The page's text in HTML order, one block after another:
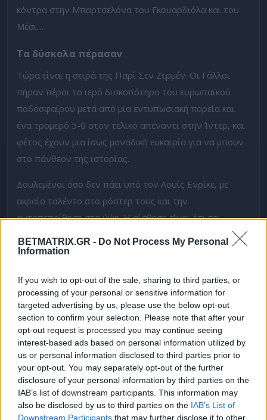
BETMATRIX.GR - Do Not Process My Personal
Information
If you wish to opt-out of the sale, sharing to third parties, or
processing of your personal or sensitive information for
targeted advertising by us, please use the below opt-out
section to confirm your selection. Please note that after your
opt-out request is processed you may continue seeing
interest-based ads based on personal information utilized by
us or personal information disclosed to third parties prior to
your opt-out. You may separately opt-out of the further
disclosure of your personal information by third parties on the
IAB’s list of downstream participants. This information may
also be disclosed by us to third parties on the IAB’s List of
Downstream Participants that may further disclose it to other
κόντρα στην Μπαρτσελόνα του Γκουαρδιόλα και του
Μέσι…
Τα δύσκολα πέρασαν
Τώρα είναι η σειρά της Παρί Σεν Ζερμέν. Οι Γάλλοι
πήραν πέρσι το ιερό δισκοπότηρο του ευρωπαϊκού
ποδοσφαίρου μετά από μια εντυπωσιακή πορεία και
ένα τρομερό 5-0 στον τελικό απέναντι στην Ίντερ, και
φέτος έχουν μια ίσως μοναδική ευκαιρία για να μπουν
στο πάνθεον της ιστορίας.
Δουλεμένοι όσο δεν πάει υπό τον Λουίς Ενρίκε, με
ακραίο ταλέντο στο ρόστερ τους και την
αυτοπεποίθηση στα ύψη. Η αίσθηση είναι ότι τα
δύσκολα (βλέπε Μπάγερν) πέρασαν στην προηγούμενη
φάση για την Παρί. Αν ρωτούσες 100 ανθρώπους πριν
τρόπαιο θα πάει σε όποιον περάσει από το Μπάγερν –
Παρί.
Πετυχημένη σεζόν
Η Αρσεναλ ασφαλώς δεν αποτελεί μικρό μέγεθος, ούτε
πάει στη Βουδαπέστη σαν πρόβατο επί σφαγή. Η
κατάκτηση της Πρέμιερ Λιγκ την απελευθερώνει
ψυχολογικά, αφού η σεζόν έχει ήδη κριθεί πετυχημένη
και με το παραπάνω. Όμως, η διαφορά σε ποιότητα,